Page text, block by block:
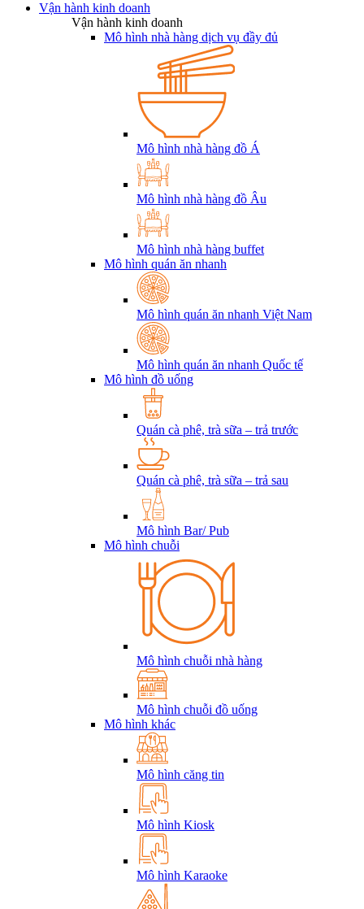
Vận hành kinh doanh
Vận hành kinh doanh
Mô hình nhà hàng dịch vụ đầy đủ
Mô hình nhà hàng đồ Á
Mô hình nhà hàng đồ Âu
Mô hình nhà hàng buffet
Mô hình quán ăn nhanh
Mô hình quán ăn nhanh Việt Nam
Mô hình quán ăn nhanh Quốc tế
Mô hình đồ uống
Quán cà phê, trà sữa – trả trước
Quán cà phê, trà sữa – trả sau
Mô hình Bar/ Pub
Mô hình chuỗi
Mô hình chuỗi nhà hàng
Mô hình chuỗi đồ uống
Mô hình khác
Mô hình căng tin
Mô hình Kiosk
Mô hình Karaoke